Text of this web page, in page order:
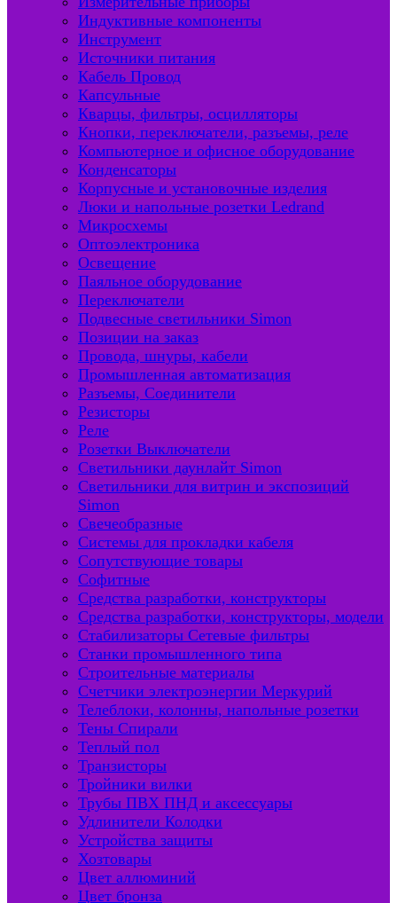
Индуктивные компоненты
Инструмент
Источники питания
Кабель Провод
Капсульные
Кварцы, фильтры, осцилляторы
Кнопки, переключатели, разъемы, реле
Компьютерное и офисное оборудование
Конденсаторы
Корпусные и установочные изделия
Люки и напольные розетки Ledrand
Микросхемы
Оптоэлектроника
Освещение
Паяльное оборудование
Переключатели
Подвесные светильники Simon
Позиции на заказ
Провода, шнуры, кабели
Промышленная автоматизация
Разъемы, Соединители
Резисторы
Реле
Розетки Выключатели
Светильники даунлайт Simon
Светильники для витрин и экспозиций
Simon
Свечеобразные
Системы для прокладки кабеля
Сопутствующие товары
Софитные
Средства разработки, конструкторы
Средства разработки, конструкторы, модели
Стабилизаторы Сетевые фильтры
Станки промышленного типа
Строительные материалы
Счетчики электроэнергии Меркурий
Телеблоки, колонны, напольные розетки
Тены Спирали
Теплый пол
Транзисторы
Тройники вилки
Трубы ПВХ ПНД и аксессуары
Удлинители Колодки
Устройства защиты
Хозтовары
Цвет аллюминий
Цвет бронза